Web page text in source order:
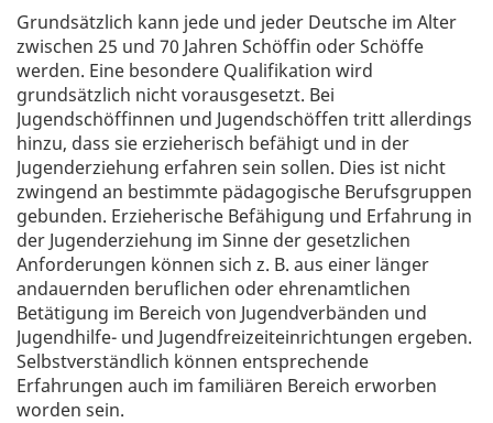
Grundsätzlich kann jede und jeder Deutsche im Alter
zwischen 25 und 70 Jahren Schöffin oder Schöffe
werden. Eine besondere Qualifikation wird
grundsätzlich nicht vorausgesetzt. Bei
Jugendschöffinnen und Jugendschöffen tritt allerdings
hinzu, dass sie erzieherisch befähigt und in der
Jugenderziehung erfahren sein sollen. Dies ist nicht
zwingend an bestimmte pädagogische Berufsgruppen
gebunden. Erzieherische Befähigung und Erfahrung in
der Jugenderziehung im Sinne der gesetzlichen
Anforderungen können sich z. B. aus einer länger
andauernden beruflichen oder ehrenamtlichen
Betätigung im Bereich von Jugendverbänden und
Jugendhilfe- und Jugendfreizeiteinrichtungen ergeben.
Selbstverständlich können entsprechende
Erfahrungen auch im familiären Bereich erworben
worden sein.